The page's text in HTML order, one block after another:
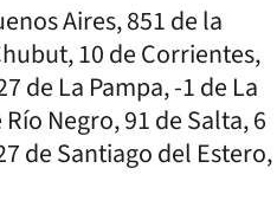
Aires, 851 de la
10 de Corrientes,
de La Pampa, -1 de La
Negro, 91 de Salta, 6
de Santiago del Estero,